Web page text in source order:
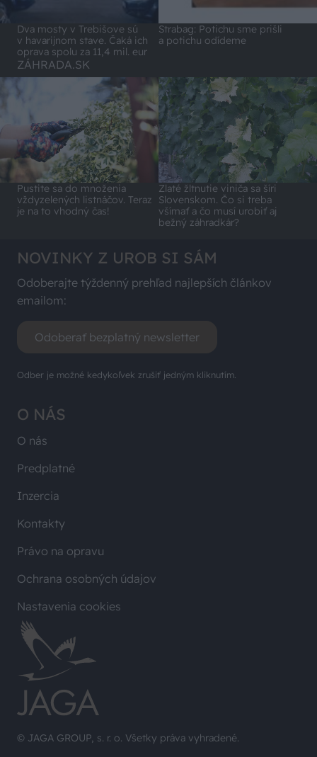
Dva mosty v Trebišove sú
v havarijnom stave. Čaká ich
oprava spolu za 11,4 mil. eur
Strabag: Potichu sme prišli
a potichu odídeme
ZÁHRADA.SK
Pustite sa do množenia
vždyzelených listnáčov. Teraz
je na to vhodný čas!
Zlaté žltnutie viniča sa šíri
Slovenskom. Čo si treba
všímať a čo musí urobiť aj
bežný záhradkár?
© JAGA GROUP, s. r. o. Všetky práva vyhradené.
O NÁS
O nás
Predplatné
Inzercia
Kontakty
Právo na opravu
Ochrana osobných údajov
Nastavenia cookies
NOVINKY Z UROB SI SÁM
Odoberajte týždenný prehľad najlepších článkov
emailom:
Odoberať bezplatný newsletter
Odber je možné kedykoľvek zrušiť jedným kliknutím.